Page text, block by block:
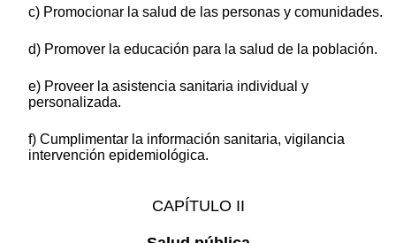
c) Promocionar la salud de las personas y comunidades.
d) Promover la educación para la salud de la población.
e) Proveer la asistencia sanitaria individual y
personalizada.
f) Cumplimentar la información sanitaria, vigilancia
intervención epidemiológica.
CAPÍTULO II